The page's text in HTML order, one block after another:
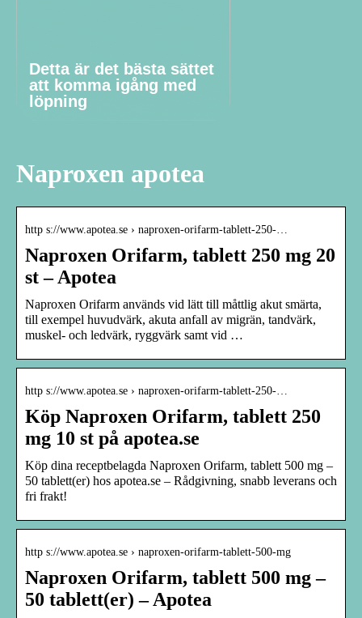
Detta är det bästa sättet
att komma igång med
löpning
Naproxen apotea
http s://www.apotea.se › naproxen-orifarm-tablett-250-…
Naproxen Orifarm, tablett 250 mg 20
st – Apotea
Naproxen Orifarm används vid lätt till måttlig akut smärta,
till exempel huvudvärk, akuta anfall av migrän, tandvärk,
muskel- och ledvärk, ryggvärk samt vid …
http s://www.apotea.se › naproxen-orifarm-tablett-250-…
Köp Naproxen Orifarm, tablett 250
mg 10 st på apotea.se
Köp dina receptbelagda Naproxen Orifarm, tablett 500 mg –
50 tablett(er) hos apotea.se – Rådgivning, snabb leverans och
fri frakt!
http s://www.apotea.se › naproxen-orifarm-tablett-500-mg
Naproxen Orifarm, tablett 500 mg –
50 tablett(er) – Apotea